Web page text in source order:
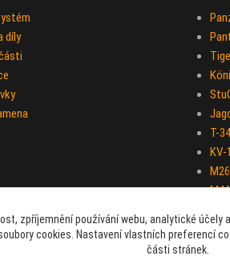
díly
T-34
KV-
zpříjemnění používání webu, analytické účely
cookies. Nastavení vlastních preferencí
části stránek.